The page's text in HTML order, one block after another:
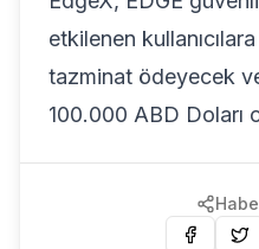
etkilenen
tazminat ödeyecek
100.000 ABD Doları